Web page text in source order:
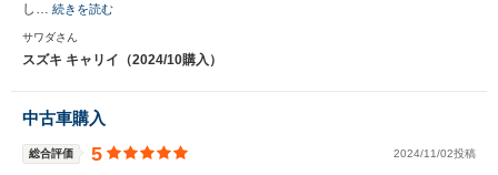
し… 続きを読む
サワダさん
スズキ キャリイ（2024/10購入）
中古車購入
総合評価 5 2024/11/02投稿